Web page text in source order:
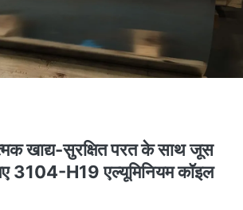
खाद्य-सुरक्षित परत के साथ जूस
3104-H19 एल्यूमिनियम कॉइल